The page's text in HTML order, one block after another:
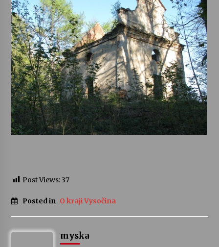
Post Views:37
Posted in O kraji Vysočina
myska